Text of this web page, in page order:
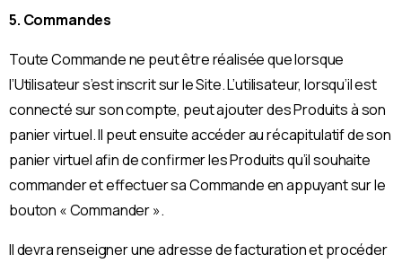
5. Commandes
Toute Commande ne peut être réalisée que lorsque
l’Utilisateur s’est inscrit sur le Site. L’utilisateur, lorsqu’il est
connecté sur son compte, peut ajouter des Produits à son
panier virtuel. Il peut ensuite accéder au récapitulatif de son
panier virtuel afin de confirmer les Produits qu’il souhaite
commander et effectuer sa Commande en appuyant sur le
bouton « Commander ».
Il devra renseigner une adresse de facturation et procéder